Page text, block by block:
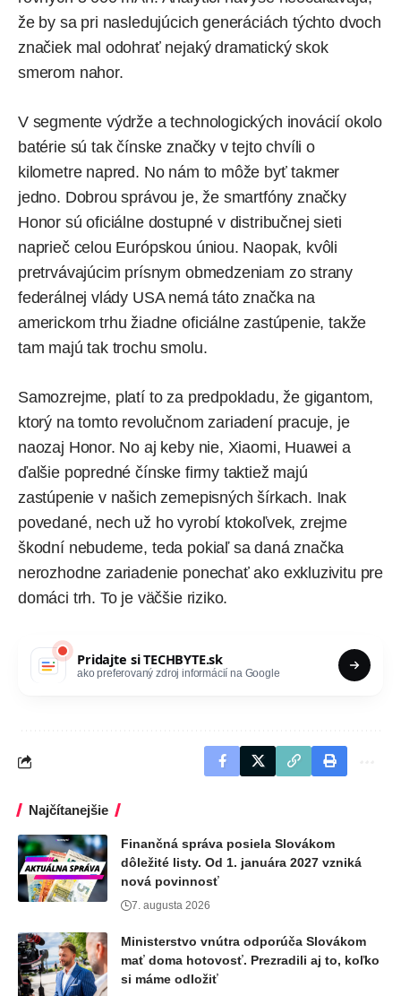
že by sa pri nasledujúcich generáciách týchto dvoch
značiek mal odohrať nejaký dramatický skok
smerom nahor.
V segmente výdrže a technologických inovácií okolo
batérie sú tak čínske značky v tejto chvíli o
kilometre napred. No nám to môže byť takmer
jedno. Dobrou správou je, že smartfóny značky
Honor sú oficiálne dostupné v distribučnej sieti
naprieč celou Európskou úniou. Naopak, kvôli
pretrvávajúcim prísnym obmedzeniam zo strany
federálnej vlády USA nemá táto značka na
americkom trhu žiadne oficiálne zastúpenie, takže
tam majú tak trochu smolu.
Samozrejme, platí to za predpokladu, že gigantom,
ktorý na tomto revolučnom zariadení pracuje, je
naozaj Honor. No aj keby nie, Xiaomi, Huawei a
ďalšie popredné čínske firmy taktiež majú
zastúpenie v našich zemepisných šírkach. Inak
povedané, nech už ho vyrobí ktokoľvek, zrejme
škodní nebudeme, teda pokiaľ sa daná značka
nerozhodne zariadenie ponechať ako exkluzivitu pre
domáci trh. To je väčšie riziko.
Pridajte siTECHBYTE.sk
ako preferovaný zdroj informácií na Google
Najčítanejšie
Finančná správa posiela Slovákom
dôležité listy. Od 1. januára 2027 vzniká
nová povinnosť
7. augusta 2026
Ministerstvo vnútra odporúča Slovákom
mať doma hotovosť. Prezradili aj to, koľko
si máme odložiť